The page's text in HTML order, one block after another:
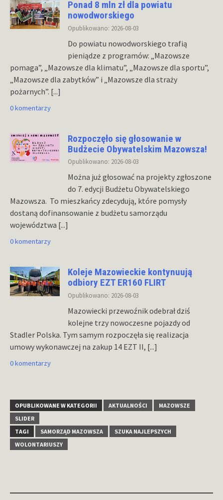
Ponad 8 mln zł dla powiatu
nowodworskiego
Opublikowano: 2026-08-03
Do powiatu nowodworskiego trafią
pieniądze z programów: „Mazowsze
pomaga”, „Mazowsze dla klimatu”, „Mazowsze dla sportu”,
„Mazowsze dla zabytków” i „Mazowsze dla straży
pożarnych”. [...]
0 komentarzy
Rozpoczęło się głosowanie w
Budżecie Obywatelskim Mazowsza!
Opublikowano: 2026-08-03
Można już głosować na projekty zgłoszone
do 7. edycji Budżetu Obywatelskiego
Mazowsza. To mieszkańcy zdecydują, które pomysły
dostaną dofinansowanie z budżetu samorządu
województwa [...]
0 komentarzy
Koleje Mazowieckie kontynuują
odbiory EZT ER160 FLIRT
Opublikowano: 2026-08-03
Mazowiecki przewoźnik odebrał dziś
kolejne trzy nowoczesne pojazdy od
Stadler Polska. Tym samym rozpoczęła się realizacja
umowy wykonawczej na zakup 14 EZT II, [...]
0 komentarzy
OPUBLIKOWANE W KATEGORII AKTUALNOŚCI
MAZOWSZE
SLIDER
TAGI
SAMORZĄD MAZOWSZA
SZUKA NAJLEPSZYCH
WOLONTARIUSZY